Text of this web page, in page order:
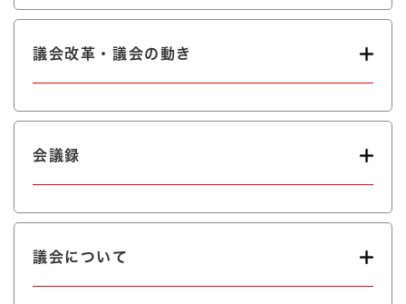
議会改革・議会の動き
会議録
議会について